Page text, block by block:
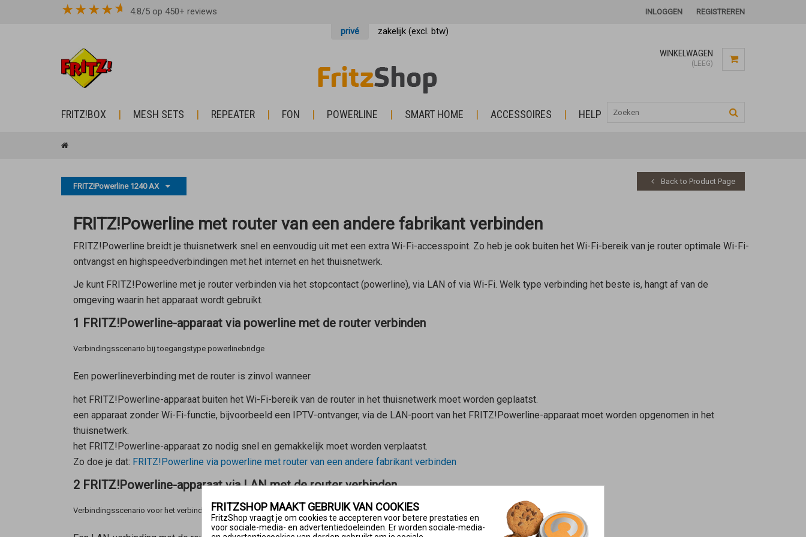
★★★★ 4.8/5 op 450+ reviews INLOGGEN REGISTREREN
privé zakelijk (excl. btw)
WINKELWAGEN
(LEEG)
FRITZ!BOX MESH SETS REPEATER FON POWERLINE SMART HOME ACCESSOIRES HELP
FRITZ!Powerline 1240 AX
Back to Product Page
FRITZ!Powerline met router van een andere fabrikant verbinden
FRITZ!Powerline breidt je thuisnetwerk snel en eenvoudig uit met een extra Wi-Fi-accesspoint. Zo heb je ook buiten het Wi-Fi-bereik van je router optimale Wi-Fi-
ontvangst en highspeedverbindingen met het internet en het thuisnetwerk.
Je kunt FRITZ!Powerline met je router verbinden via het stopcontact (powerline), via LAN of via Wi-Fi. Welk type verbinding het beste is, hangt af van de
omgeving waarin het apparaat wordt gebruikt.
1 FRITZ!Powerline-apparaat via powerline met de router verbinden
Verbindingsscenario bij toegangstype powerlinebridge
Een powerlineverbinding met de router is zinvol wanneer
het FRITZ!Powerline-apparaat buiten het Wi-Fi-bereik van de router in het thuisnetwerk moet worden geplaatst.
een apparaat zonder Wi-Fi-functie, bijvoorbeeld een IPTV-ontvanger, via de LAN-poort van het FRITZ!Powerline-apparaat moet worden opgenomen in het
thuisnetwerk.
het FRITZ!Powerline-apparaat zo nodig snel en gemakkelijk moet worden verplaatst.
Zo doe je dat: FRITZ!Powerline via powerline met router van een andere fabrikant verbinden
2 FRITZ!Powerline-apparaat via LAN met de router verbinden
Verbindingsscenario voor het verbindingstype LAN-bridgeFRITZSHOP MAAKT GEBRUIK VAN COOKIES
FritzShop vraagt je om cookies te accepteren voor betere prestaties en
voor sociale-media- en advertentiedoeleinden. Er worden sociale-media-